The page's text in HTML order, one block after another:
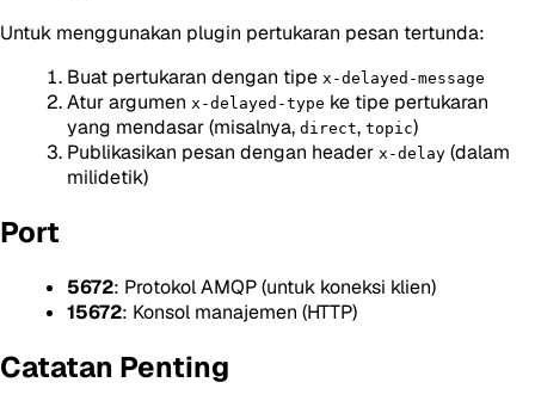
Untuk menggunakan plugin pertukaran pesan tertunda:
Buat pertukaran dengan tipe x-delayed-message
Atur argumen x-delayed-type ke tipe pertukaran
yang mendasar (misalnya, direct, topic)
Publikasikan pesan dengan header x-delay (dalam
milidetik)
Port
5672: Protokol AMQP (untuk koneksi klien)
15672: Konsol manajemen (HTTP)
Catatan Penting